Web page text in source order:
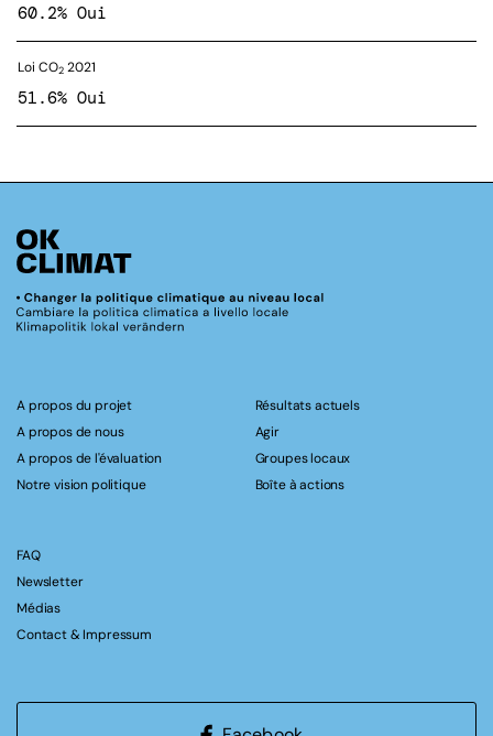
60.2% Oui
Loi CO2 2021
51.6% Oui
A propos du projet
A propos de nous
A propos de l'évaluation
Notre vision politique
Résultats actuels
Agir
Groupes locaux
Boîte à actions
FAQ
Newsletter
Médias
Contact & Impressum